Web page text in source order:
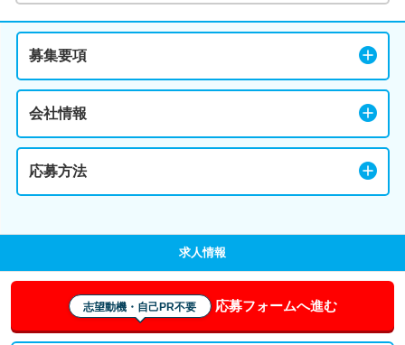
募集要項
会社情報
応募方法
求人情報
志望動機・自己PR不要 応募フォームへ進む